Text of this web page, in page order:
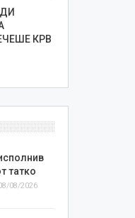
КРВ
татко
08/2026